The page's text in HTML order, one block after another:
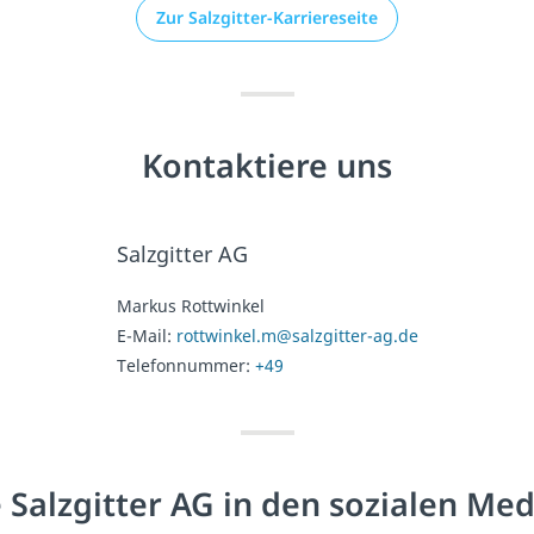
Zur Salzgitter-Karriereseite
Kontaktiere uns
Salzgitter AG
Markus Rottwinkel
E-Mail: rottwinkel.m@salzgitter-ag.de
Telefonnummer: +49
Salzgitter AG in den sozialen